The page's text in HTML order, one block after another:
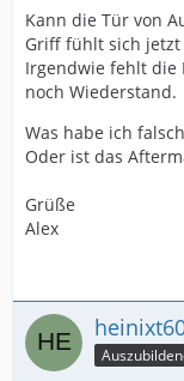
Kann die Tür von
Griff fühlt sich jetzt
Irgendwie fehlt die
noch Wiederstand.
Was habe ich
Oder ist das
Grüße
Alex